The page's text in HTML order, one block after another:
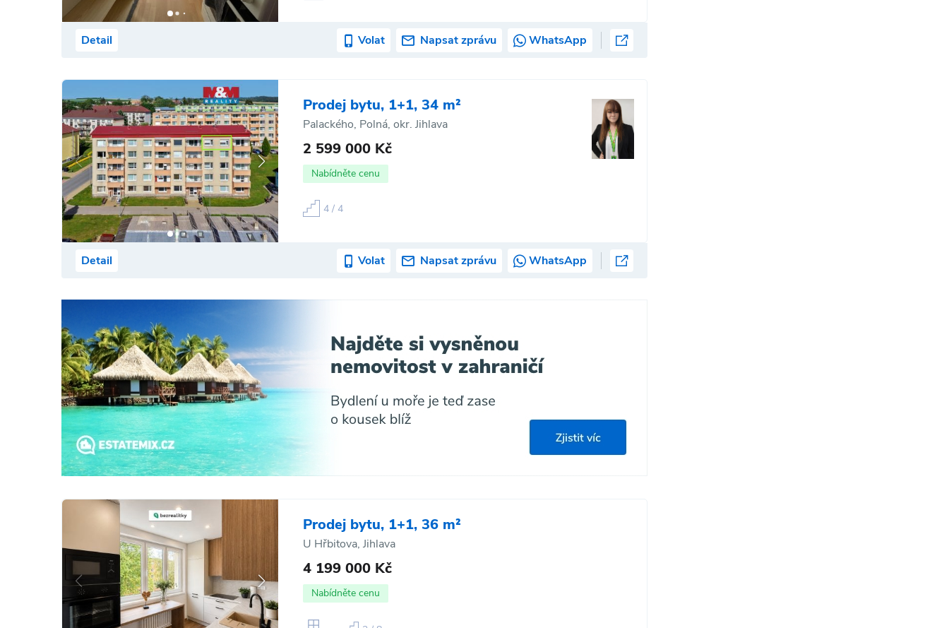
Detail Volat Napsat zprávu WhatsApp
Prodej bytu, 1+1, 34 m²
Palackého, Polná, okr. Jihlava
2 599 000 Kč
Nabídněte cenu
4 / 4
Detail Volat Napsat zprávu WhatsApp
Prodej bytu, 1+1, 36 m²
U Hřbitova, Jihlava
4 199 000 Kč
Nabídněte cenu